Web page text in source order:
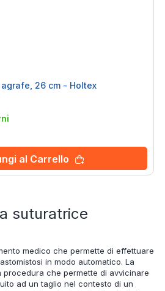
26 cm - Holtex
al Carrello
suturatrice
medico che permette di effettuare
in modo automatico. La
procedura che permette di avvicinare
ad un taglio nel contesto di un